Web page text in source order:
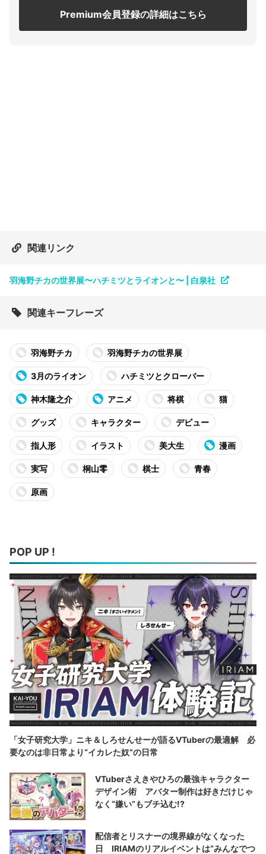
Premium会員登録の詳細はこちら
関連リンク
羽海野チカの世界展〜ハチミツとライオンと〜 | 白泉社
関連キーフレーズ
羽海野チカ 羽海野チカの世界展
3月のライオン ハチミツとクローバー
神木隆之介 アニメ 将棋 猫
グッズ キャラクター デビュー
指人形 イラスト 美大生 漫画
実写 桐山零 棋士 青春
原画
POP UP !
「女子研究大学」ニキ＆しろせんせーが語るVTuberの最適解 必
要なのは非日常より“イカレた奴”の日常
VTuberさえきやひろの最強キャラクター
デザイン術 アバター制作は好きだけじゃ
なく“嫌い”もブチ込む!?
配信者とリスナーの境界線がなくなった
日 IRIAMのリアルイベントは“みんなでつ